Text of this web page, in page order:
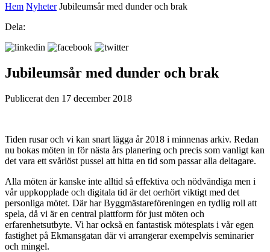
Hem Nyheter Jubileumsår med dunder och brak
Dela:
Jubileumsår med dunder och brak
Publicerat den 17 december 2018
Tiden rusar och vi kan snart lägga år 2018 i minnenas arkiv. Redan
nu bokas möten in för nästa års planering och precis som vanligt kan
det vara ett svårlöst pussel att hitta en tid som passar alla deltagare.
Alla möten är kanske inte alltid så effektiva och nödvändiga men i
vår uppkopplade och digitala tid är det oerhört viktigt med det
personliga mötet. Där har Byggmästareföreningen en tydlig roll att
spela, då vi är en central plattform för just möten och
erfarenhetsutbyte. Vi har också en fantastisk mötesplats i vår egen
fastighet på Ekmansgatan där vi arrangerar exempelvis seminarier
och mingel.